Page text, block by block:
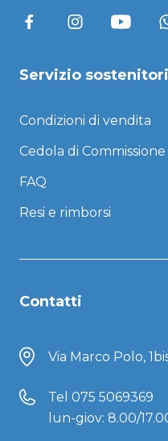
Servizio sostenitori
Condizioni di vendita
Cedola di Commissione
FAQ
Resi e rimborsi
Contatti
Via Marco Polo,
Tel 075 5069369
lun-giov: 8.00/